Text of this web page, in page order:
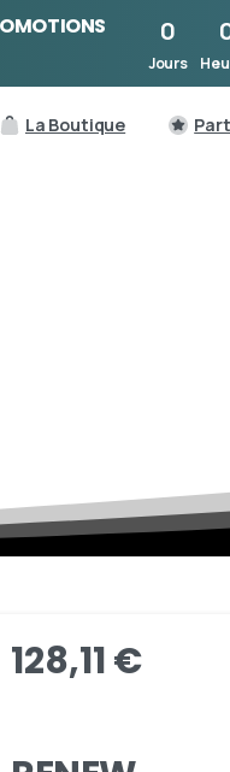
0
Jours
La Boutique
128,11€